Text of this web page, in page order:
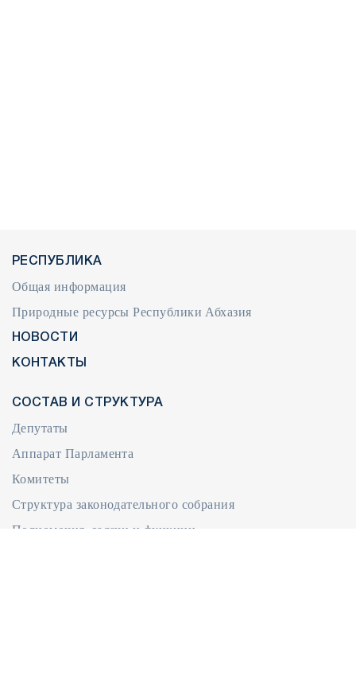
РЕСПУБЛИКА
Общая информация
Природные ресурсы Республики Абхазия
НОВОСТИ
КОНТАКТЫ
СОСТАВ И СТРУКТУРА
Депутаты
Аппарат Парламента
Комитеты
Структура законодательного собрания
Полномочия, задачи и функции